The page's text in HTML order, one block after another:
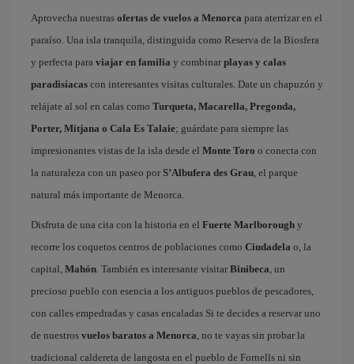
Aprovecha nuestras ofertas de vuelos a Menorca para aterrizar en el
paraíso. Una isla tranquila, distinguida como Reserva de la Biosfera
y perfecta para viajar en familia y combinar playas y calas
paradisíacas con interesantes visitas culturales. Date un chapuzón y
relájate al sol en calas como Turqueta, Macarella, Pregonda,
Porter, Mitjana o Cala Es Talaie; guárdate para siempre las
impresionantes vistas de la isla desde el Monte Toro o conecta con
la naturaleza con un paseo por S’Albufera des Grau, el parque
natural más importante de Menorca.
Disfruta de una cita con la historia en el Fuerte Marlborough y
recorre los coquetos centros de poblaciones como Ciudadela o, la
capital, Mahón. También es interesante visitar Binibeca, un
precioso pueblo con esencia a los antiguos pueblos de pescadores,
con calles empedradas y casas encaladas Si te decides a reservar uno
de nuestros vuelos baratos a Menorca, no te vayas sin probar la
tradicional caldereta de langosta en el pueblo de Fornells ni sin